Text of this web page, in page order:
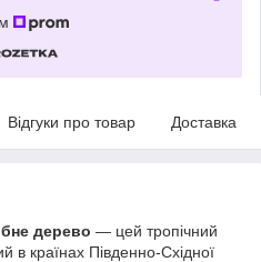
Відгуки про товар Доставка
дерево — цей тропічний
країнах Південно-Східної